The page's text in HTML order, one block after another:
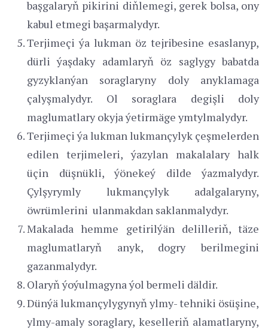
başgalaryň pikirini diňlemegi, gerek bolsa, ony
kabul etmegi başarmalydyr.
Terjimeçi ýa lukman öz tejribesine esaslanyp,
dürli ýaşdaky adamlaryň öz saglygy babatda
gyzyklanýan soraglaryny doly anyklamaga
çalyşmalydyr. Ol soraglara degişli doly
maglumatlary okyja ýetirmäge ymtylmalydyr.
Terjimeçi ýa lukman lukmançylyk çeşmelerden
edilen terjimeleri, ýazylan makalalary halk
üçin düşnükli, ýönekeý dilde ýazmalydyr.
Çylşyrymly lukmançylyk adalgalaryny,
öwrümlerini ulanmakdan saklanmalydyr.
Makalada hemme getirilýän delilleriň, täze
maglumatlaryň anyk, dogry berilmegini
gazanmalydyr.
Olaryň ýoýulmagyna ýol bermeli däldir.
Dünýä lukmançylygynyň ylmy- tehniki ösüşine,
ylmy-amaly soraglary, keselleriň alamatlaryny,